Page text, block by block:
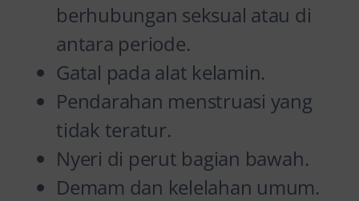
berhubungan seksual atau di
antara periode.
Gatal pada alat kelamin.
Pendarahan menstruasi yang
tidak teratur.
Nyeri di perut bagian bawah.
Demam dan kelelahan umum.